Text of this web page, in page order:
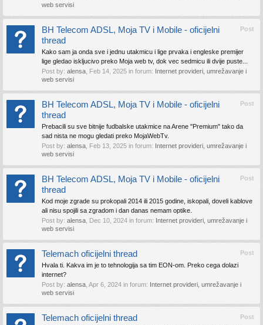
web servisi
Post
BH Telecom ADSL, Moja TV i Mobile - oficijelni
thread
Kako sam ja onda sve i jednu utakmicu i lige prvaka i engleske premijer
lige gledao iskljucivo preko Moja web tv, dok vec sedmicu ili dvije puste...
Post by: alensa Feb 14, 2025 in forum: Internet provideri, umrežavanje i
web servisi
Post
BH Telecom ADSL, Moja TV i Mobile - oficijelni
thread
Prebacili su sve bitnije fudbalske utakmice na Arene "Premium" tako da
sad nista ne mogu gledati preko MojaWebTv.
Post by: alensa Feb 13, 2025 in forum: Internet provideri, umrežavanje i
web servisi
Post
BH Telecom ADSL, Moja TV i Mobile - oficijelni
thread
Kod moje zgrade su prokopali 2014 ili 2015 godine, iskopali, doveli kablove
ali nisu spojili sa zgradom i dan danas nemam optike.
Post by: alensa Dec 10, 2024 in forum: Internet provideri, umrežavanje i
web servisi
Post
Telemach oficijelni thread
Hvala ti. Kakva im je to tehnologija sa tim EON-om. Preko cega dolazi
internet?
Post by: alensa Apr 6, 2024 in forum: Internet provideri, umrežavanje i
web servisi
Post
Telemach oficijelni thread